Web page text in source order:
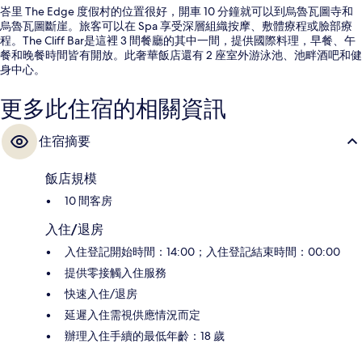
峇里 The Edge 度假村的位置很好，開車 10 分鐘就可以到烏魯瓦圖寺和
烏魯瓦圖斷崖。旅客可以在 Spa 享受深層組織按摩、敷體療程或臉部療
程。The Cliff Bar是這裡 3 間餐廳的其中一間，提供國際料理，早餐、午
餐和晚餐時間皆有開放。此奢華飯店還有 2 座室外游泳池、池畔酒吧和健
身中心。
更多此住宿的相關資訊
住宿摘要
飯店規模
10 間客房
入住/退房
入住登記開始時間：14:00；入住登記結束時間：00:00
提供零接觸入住服務
快速入住/退房
延遲入住需視供應情況而定
辦理入住手續的最低年齡：18 歲